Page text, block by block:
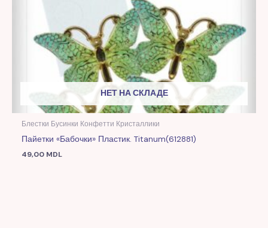
НЕТ НА СКЛАДЕ
Блестки Бусинки Конфетти Кристаллики
Пайетки «Бабочки» Пластик. Titanum(612881)
49,00 MDL